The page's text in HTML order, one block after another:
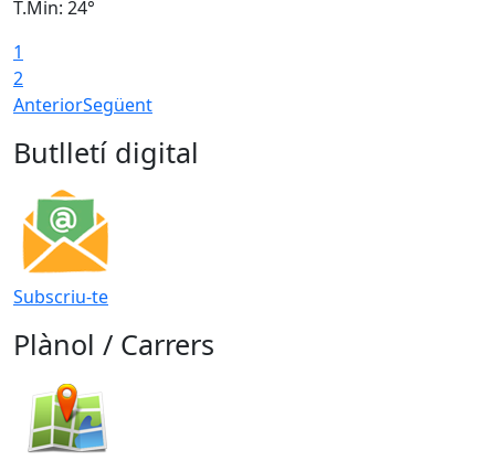
T.Min: 24°
1
2
AnteriorSegüent
Butlletí digital
Subscriu-te
Plànol / Carrers